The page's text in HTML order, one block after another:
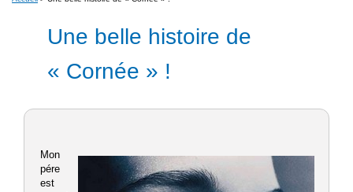
Une belle histoire de
« Cornée » !
Mon
pére
est